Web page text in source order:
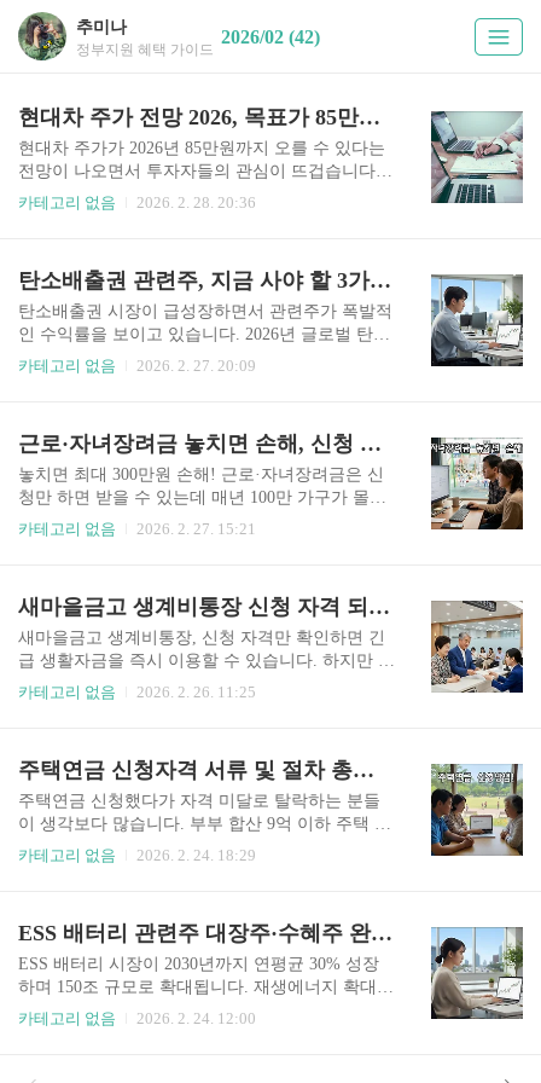
추미나
정부지원 혜택 가이드
2026/02 (42)
현대차 주가 전망 2026, 목표가 85만원 매수 시점은?
현대차 주가가 2026년 85만원까지 오를 수 있다는
전망이 나오면서 투자자들의 관심이 뜨겁습니다.
하지만 막연히 기다리기보다 정확한 매수 시점과
권사들이 현대차 목표주가를 85만 원으로 제시한
배경에는 전기차 판매 증가와 수익성 개선이 핵심
입니다. 2025년 1분기 기준 영업이익률 10% 달성
과 제네시스 브랜드 프리미엄화 성공으로 밸류에
이션 재평가가 이뤄지고 있습니다. 특히 2026년 출
과 수익성 개선으로 85만원 목표가 설정, 2026년 신
규 플랫폼이 핵심..
카테고리 없음 2026. 2. 28. 20:36
탄소배출권 관련주, 지금 사야 할 3가지 이유
탄소배출권 시장이 급성장하면서 관련주가 폭발적
인 수익률을 보이고 있습니다. 2026년 글로벌 탄소
중립 정책 강화로 관련 기업들의 실적이 급등하고
년 들어 탄소배출권 가격이 톤당 평균 45% 상승하
면서 관련 기업들의 매출이 급증하고 있습니다. E
U의 탄소국경조정제도(CBAM) 본격 시행과 미국
의 기후 공시 의무화로 국내 기업들의 탄소배출권
수요가 폭발적으로 증가했고, 이를 공급하거나 관
업들과 재생에너지 설비 제조사들의 주가가 연초
대비 60% 이상 상승세..
카테고리 없음 2026. 2. 27. 20:09
근로·자녀장려금 놓치면 손해, 신청 자격 총정리
놓치면 최대 300만원 손해! 근로·자녀장려금은 신
청만 하면 받을 수 있는데 매년 100만 가구가 몰라
서 포기합니다. 5월 31일 마감 전, 지금 바로 자격
니다. 근로장려금은 단독가구 2,200만 원, 홑벌이
3,200만 원, 맞벌이 4,400만 원 미만이며, 자녀장려
금은 부부합산 소득 7,000만 원 미만이 대상입니다.
전년도 근로소득, 사업소득, 종교인소득이 있다면
누구나 신청할 수 있습니다.◐ 도표로 정리해 보면
없음)홑벌이 가구연 3,200만 원 미..
카테고리 없음 2026. 2. 27. 15:21
새마을금고 생계비통장 신청 자격 되나요?
새마을금고 생계비통장, 신청 자격만 확인하면 긴
급 생활자금을 즉시 이용할 수 있습니다. 하지만 대
부분 자격 조건을 정확히 몰라서 신청조차 못하고
필요한 조합원을 위한 특별 대출상품입니다. 신청
가능 대상은 새마을금고 조합원으로 가입 후 6개월
이상 경과한 회원이며, 신용등급 7등급 이내, 연소
득 3,500만 원 이하 근로자 또는 개인사업자가 해당
됩니다. 단, 금융기관 연체 이력이 없고 현재 타 금
이하면 신청 가능2. 5분 완성 신청방법1) 온라인 신
청..
카테고리 없음 2026. 2. 26. 11:25
주택연금 신청자격 서류 및 절차 총정리
주택연금 신청했다가 자격 미달로 탈락하는 분들
이 생각보다 많습니다. 부부 합산 9억 이하 주택 보
유자라면 월 100만원 이상 받을 수 있는데, 서류 하
은 만 55세 이상이면 신청 가능하며, 부부 기준 합
산 공시가격 9억 원 이하 주택을 소유한 경우 가입
할 수 있습니다. 1 주택자는 물론 다주택자도 합산
가격이 9억 원 이하라면 신청 가능하며, 부부 중 한
명만 만 55세 이상이면 됩니다. 대한민국 국적 보유
대출이 있어도 주택가격의 일정 비율 이하라면 가
카테고리 없음 2026. 2. 24. 18:29
ESS 배터리 관련주 대장주·수혜주 완벽 정리
ESS 배터리 시장이 2030년까지 연평균 30% 성장
하며 150조 규모로 확대됩니다. 재생에너지 확대와
전력망 안정화로 ESS 수요가 폭발적으로 증가하면
기 단계의 투자 기회를 잡을 수 있습니다. 1. ESS
카테고리 없음 2026. 2. 24. 12:00